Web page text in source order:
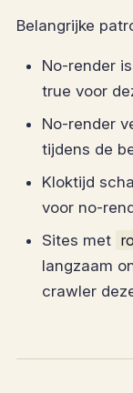
Belangrijke
No-render
true voor
No-render
tijdens de
Kloktijd
voor no-
Sites met
langzaam
crawler